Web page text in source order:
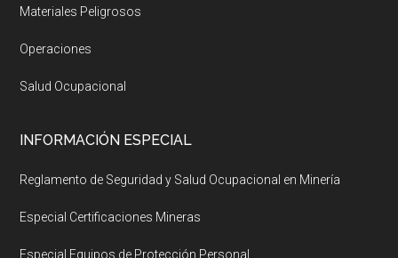
Materiales Peligrosos
Operaciones
Salud Ocupacional
INFORMACIÓN ESPECIAL
Reglamento de Seguridad y Salud Ocupacional en Minería
Especial Certificaciones Mineras
Especial Equipos de Protección Personal